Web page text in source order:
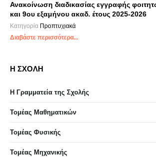
Ανακοίνωση διαδικασίας εγγραφής
και 9ου εξαμήνου ακαδ. έτους 2025-2026
Κατηγορία Προπτυχιακά
Διαβάστε περισσότερα...
Η ΣΧΟΛΗ
Η Γραμματεία της Σχολής
Τομέας Μαθηματικών
Τομέας Φυσικής
Τομέας Μηχανικής